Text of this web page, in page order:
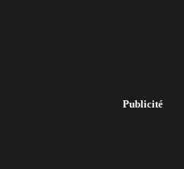
Publicité